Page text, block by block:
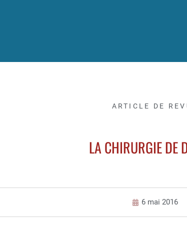
ARTICLE DE
LA CHIRURGIE DE
6 mai 2016